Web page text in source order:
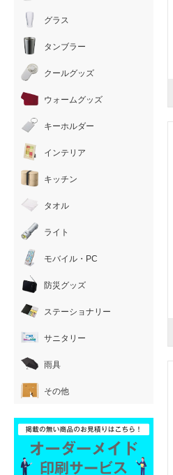
グラス
タンブラー
クールグッズ
ウォームグッズ
キーホルダー
インテリア
キッチン
タオル
ライト
モバイル・PC
防災グッズ
ステーショナリー
サニタリー
雨具
その他